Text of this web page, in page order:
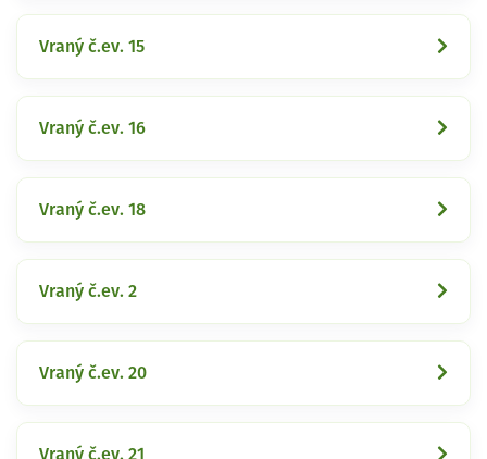
Vraný č.ev. 15
Vraný č.ev. 16
Vraný č.ev. 18
Vraný č.ev. 2
Vraný č.ev. 20
Vraný č.ev. 21